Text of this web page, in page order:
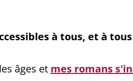
à tous, et à tous
âges et mes romans